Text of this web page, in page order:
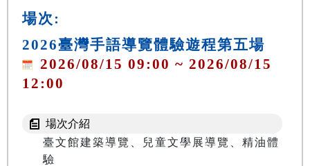
場次:
2026臺灣手語導覽體驗遊程第五場
2026/08/15 09:00 ~ 2026/08/15
12:00
場次介紹
臺文館建築導覽、兒童文學展導覽、精油體
驗